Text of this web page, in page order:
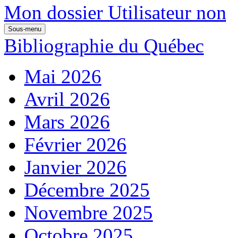
Mon dossier Utilisateur
Sous-menu
Bibliographie du Québec
Mai 2026
Avril 2026
Mars 2026
Février 2026
Janvier 2026
Décembre 2025
Novembre 2025